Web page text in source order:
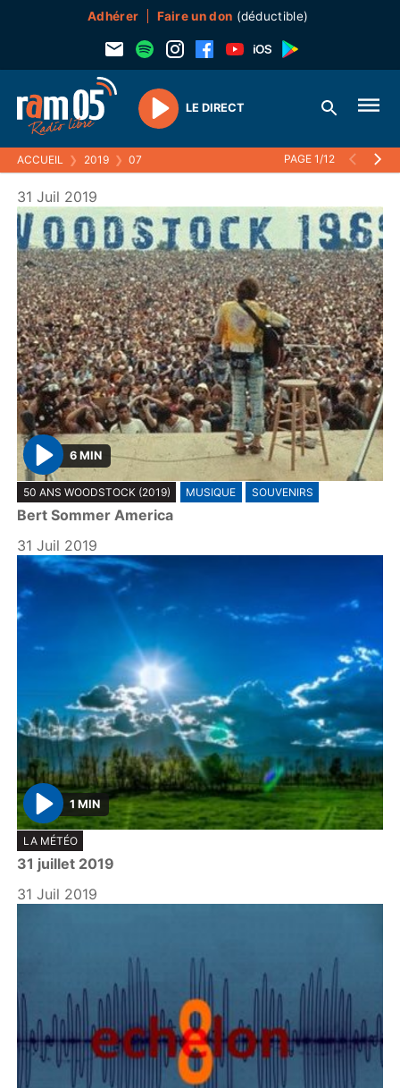
Adhérer Faire un don (déductible)
Play
LE DIRECT
ACCUEIL ❯ 2019 ❯ 07 PAGE 1/12
31 Juil 2019
P
l
a
y
6 MIN
50 ANS WOODSTOCK (2019) MUSIQUE SOUVENIRS
Bert Sommer America
31 Juil 2019
P
l
a
y
1 MIN
LA MÉTÉO
31 juillet 2019
31 Juil 2019